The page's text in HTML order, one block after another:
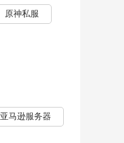
原神私服
亚马逊服务器